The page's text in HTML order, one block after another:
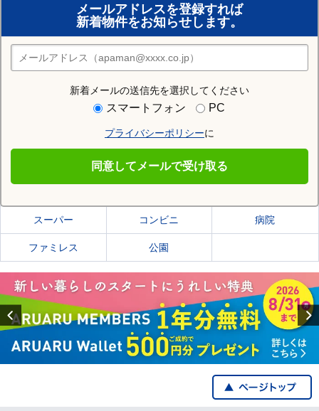
メールアドレスを登録すれば
新着物件をお知らせします。
新着メールの送信先を選択してください
スマートフォン PC
プライバシーポリシーに
同意してメールで受け取る
おまかせ物件リクエスト
住みたい街の店舗を探す
店舗検索
住む街研究所で長野市の情報を見る
長野市の施設一覧
スーパー コンビニ 病院
ファミレス 公園
Previous